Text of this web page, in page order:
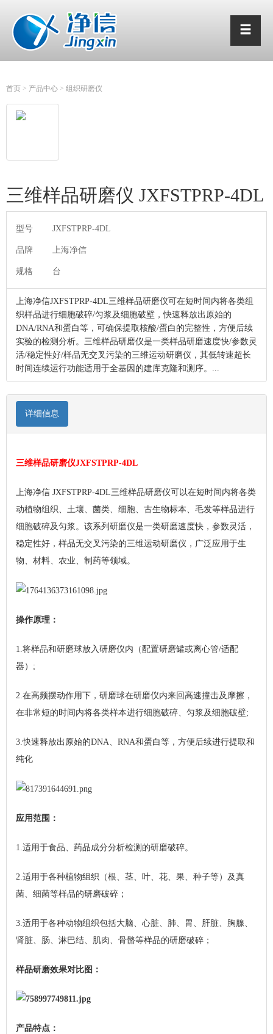
首页 > 产品中心 > 组织研磨仪
三维样品研磨仪 JXFSTPRP-4DL
型号 JXFSTPRP-4DL
品牌 上海净信
规格 台
上海净信JXFSTPRP-4DL三维样品研磨仪可在短时间内将各类组
织样品进行细胞破碎/匀浆及细胞破壁，快速释放出原始的
DNA/RNA和蛋白等，可确保提取核酸/蛋白的完整性，方便后续
实验的检测分析。三维样品研磨仪是一类样品研磨速度快/参数灵
活/稳定性好/样品无交叉污染的三维运动研磨仪，其低转速超长
时间连续运行功能适用于全基因的建库克隆和测序。...
详细信息
三维样品研磨仪JXFSTPRP-4DL
上海净信 JXFSTPRP-4DL三维样品研磨仪可以在短时间内将各类
动植物组织、土壤、菌类、细胞、古生物标本、毛发等样品进行
细胞破碎及匀浆。该系列研磨仪是一类研磨速度快，参数灵活，
稳定性好，样品无交叉污染的三维运动研磨仪，广泛应用于生
物、材料、农业、制药等领域。
操作原理：
1.将样品和研磨球放入研磨仪内（配置研磨罐或离心管/适配
器）;
2.在高频摆动作用下，研磨球在研磨仪内来回高速撞击及摩擦，
在非常短的时间内将各类样本进行细胞破碎、匀浆及细胞破壁;
3.快速释放出原始的DNA、RNA和蛋白等，方便后续进行提取和
纯化
应用范围：
1.适用于食品、药品成分分析检测的研磨破碎。
2.适用于各种植物组织（根、茎、叶、花、果、种子等）及真
菌、细菌等样品的研磨破碎；
3.适用于各种动物组织包括大脑、心脏、肺、胃、肝脏、胸腺、
肾脏、肠、淋巴结、肌肉、骨骼等样品的研磨破碎；
样品研磨效果对比图：
产品特点：